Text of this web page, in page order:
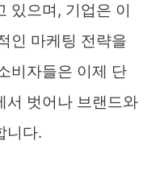
있으며, 기업은 이
인 마케팅 전략을
비자들은 이제 단
서 벗어나 브랜드와
니다.